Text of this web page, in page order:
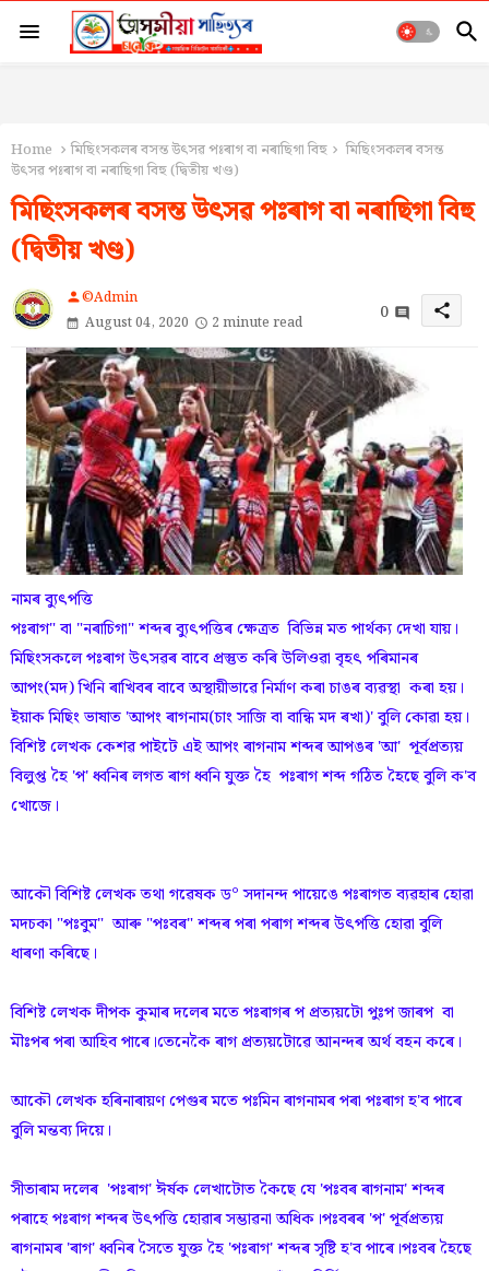
Home মিছিংসকলৰ বসন্ত উৎসৱ পঃৰাগ বা নৰাছিগা বিহু
মিছিংসকলৰ বসন্ত
উৎসৱ পঃৰাগ বা নৰাছিগা বিহু (দ্বিতীয় খণ্ড)
মিছিংসকলৰ বসন্ত উৎসৱ পঃৰাগ বা নৰাছিগা বিহু
(দ্বিতীয় খণ্ড)
person©Admin
August 04, 2020
2 minute read 0 share
নামৰ ব্যুৎপত্তি
পঃৰাগ" বা "নৰাচিগা" শব্দৰ ব্যুৎপত্তিৰ ক্ষেত্ৰত বিভিন্ন মত পাৰ্থক্য দেখা যায়।
মিছিংসকলে পঃৰাগ উৎসৱৰ বাবে প্ৰস্তুত কৰি উলিওৱা বৃহৎ পৰিমানৰ
আপং(মদ) খিনি ৰাখিবৰ বাবে অস্থায়ীভাৱে নিৰ্মাণ কৰা চাঙৰ ব্যৱস্থা কৰা হয়।
ইয়াক মিছিং ভাষাত 'আপং ৰাগনাম(চাং সাজি বা বান্ধি মদ ৰখা)' বুলি কোৱা হয়।
বিশিষ্ট লেখক কেশৱ পাইটে এই আপং ৰাগনাম শব্দৰ আপঙৰ 'আ' পূৰ্বপ্ৰত্যয়
বিলুপ্ত হৈ 'প' ধ্বনিৰ লগত ৰাগ ধ্বনি যুক্ত হৈ পঃৰাগ শব্দ গঠিত হৈছে বুলি ক'ব
খোজে।
আকৌ বিশিষ্ট লেখক তথা গৱেষক ড° সদানন্দ পায়েঙে পঃৰাগত ব্যৱহাৰ হোৱা
মদচকা "পঃবুম" আৰু "পঃবৰ" শব্দৰ পৰা পৰাগ শব্দৰ উৎপত্তি হোৱা বুলি
ধাৰণা কৰিছে।
বিশিষ্ট লেখক দীপক কুমাৰ দলেৰ মতে পঃৰাগৰ প প্ৰত্যয়টো পুঃপ জাৰপ বা
মৗঃপৰ পৰা আহিব পাৰে।তেনেকৈ ৰাগ প্ৰত্যয়টোৱে আনন্দৰ অৰ্থ বহন কৰে।
আকৌ লেখক হৰিনাৰায়ণ পেগুৰ মতে পঃমিন ৰাগনামৰ পৰা পঃৰাগ হ'ব পাৰে
বুলি মন্তব্য দিয়ে।
সীতাৰাম দলেৰ 'পঃৰাগ' ঈৰ্ষক লেখাটোত কৈছে যে 'পঃবৰ ৰাগনাম' শব্দৰ
পৰাহে পঃৰাগ শব্দৰ উৎপত্তি হোৱাৰ সম্ভাৱনা অধিক।পঃবৰৰ 'প' পূৰ্বপ্ৰত্যয়
ৰাগনামৰ 'ৰাগ' ধ্বনিৰ সৈতে যুক্ত হৈ 'পঃৰাগ' শব্দৰ সৃষ্টি হ'ব পাৰে।পঃবৰ হৈছে